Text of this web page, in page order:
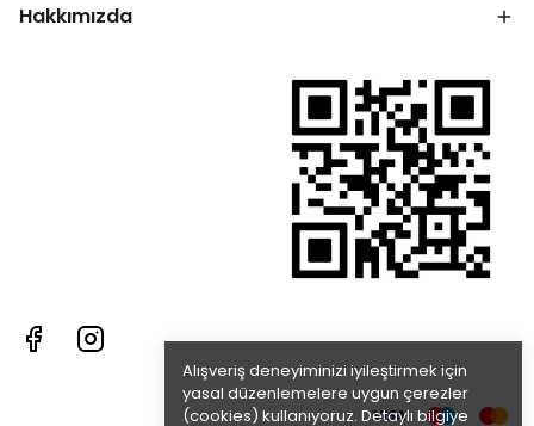
Alışveriş deneyiminizi iyileştirmek için
yasal düzenlemelere uygun çerezler
(cookies) kullanıyoruz. Detaylı bilgiye
Hakkımızda